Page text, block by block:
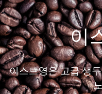
이
이스트영은 고급 생